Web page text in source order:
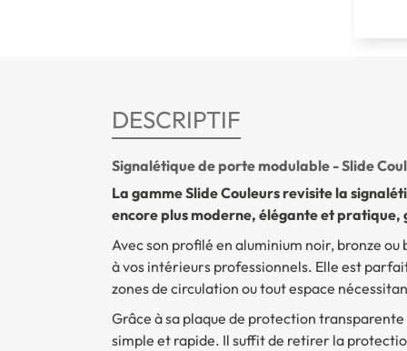
DESCRIPTIF
Signalétique de porte modulable - Slide
La gamme Slide Couleurs revisite la
encore plus moderne, élégante et pratique,
Avec son profilé en aluminium noir, bronze
à vos intérieurs professionnels. Elle est
zones de circulation ou tout espace
Grâce à sa plaque de protection
simple et rapide. Il suffit de retirer la